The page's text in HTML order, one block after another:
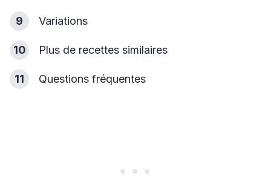
9 Variations
10 Plus de recettes similaires
11 Questions fréquentes